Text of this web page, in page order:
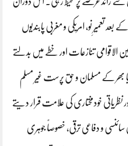
تعمیرِ نو، امریکی و مغربی پابندیوں
الاقوامی تنازعات اور خطے میں بدلتے
بھر کے مسلمان و حق پرست غیر مسلم
نظریاتی خودمختاری کی علامت قرار دیتے
و دفاعی ترقی، خصوصاً جوہری